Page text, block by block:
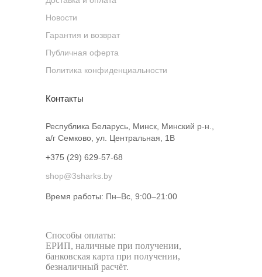
Новости
Гарантия и возврат
Публичная оферта
Политика конфиденциальности
Контакты
Республика Беларусь, Минск, Минский р-н.,
а/г Семково, ул. Центральная, 1В
+375 (29) 629-57-68
shop@3sharks.by
Время работы: Пн–Вс, 9:00–21:00​
Способы оплаты:
ЕРИП, наличные при получении,
банковская карта при получении,
безналичный расчёт.